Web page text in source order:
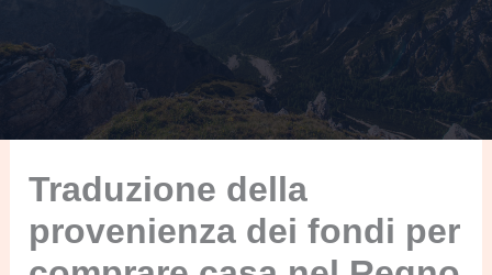
Traduzione della
provenienza dei fondi per